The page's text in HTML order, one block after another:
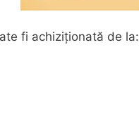
fi achiziționată de la: